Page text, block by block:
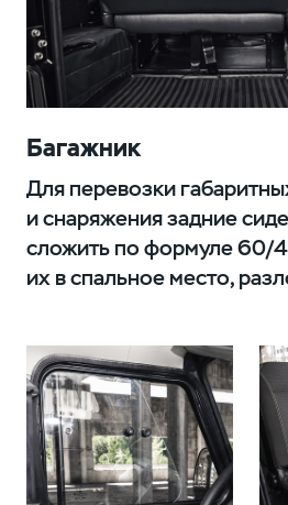
Багажник
Для перевозки
и снаряжения задние
сложить по формуле 60/
их в спальное место,